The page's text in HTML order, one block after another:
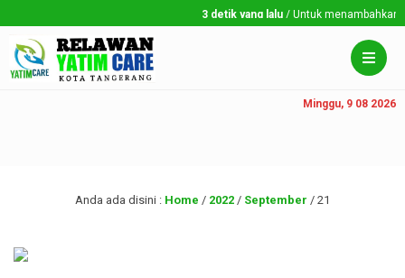
3 detik yang lalu/ Untuk menambahkan
Minggu, 9 08 2026
Anda ada disini : Home / 2022 / September / 21